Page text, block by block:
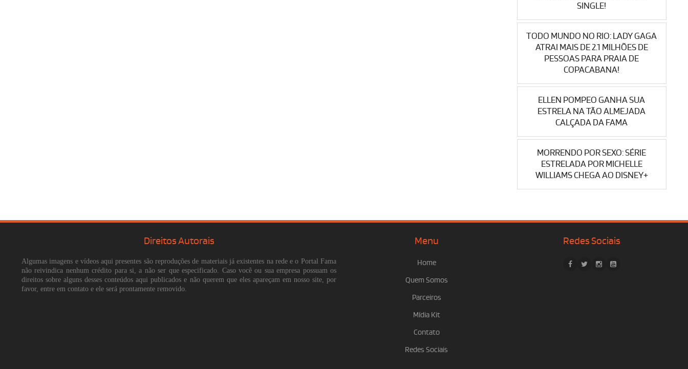
SINGLE!
TODO MUNDO NO RIO: LADY GAGA
ATRAI MAIS DE 2.1 MILHÕES DE
PESSOAS PARA PRAIA DE
COPACABANA!
ELLEN POMPEO GANHA SUA
ESTRELA NA TÃO ALMEJADA
CALÇADA DA FAMA
MORRENDO POR SEXO: SÉRIE
ESTRELADA POR MICHELLE
WILLIAMS CHEGA AO DISNEY+
Direitos Autorais
Algumas imagens e vídeos aqui presentes são reproduções de materiais já existentes na rede e o Portal Fama
não reivindica nenhum crédito para si, a não ser que especificado. Caso você ou sua empresa possuam os
direitos sobre alguns desses conteúdos aqui publicados e não querem que eles apareçam em nosso site, por
favor, entre em contato e ele será prontamente removido.
Menu
Home
Quem Somos
Parceiros
Mídia Kit
Contato
Redes Sociais
Redes Sociais